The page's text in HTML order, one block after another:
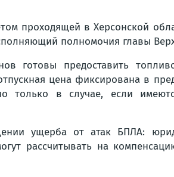
проходящей в Херсонской
полномочия главы
готовы предоставить
цена фиксирована в
только в случае, если
ущерба от атак БПЛА:
рассчитывать на